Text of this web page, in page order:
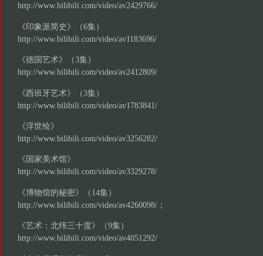
http://www.bilibili.com/video/av2429766/
《印象派简史》（6集）
http://www.bilibili.com/video/av1183696/
《德国艺术》（3集）
http://www.bilibili.com/video/av2412809/
《西班牙艺术》（3集）
http://www.bilibili.com/video/av1783841/
《浮世绘》
http://www.bilibili.com/video/av3256282/
《国家美术馆》
http://www.bilibili.com/video/av3329278/
《博物馆的秘密》（14集）
http://www.bilibili.com/video/av4260098/；
《艺术：北纬三十度》（9集）
http://www.bilibili.com/video/av4051292/